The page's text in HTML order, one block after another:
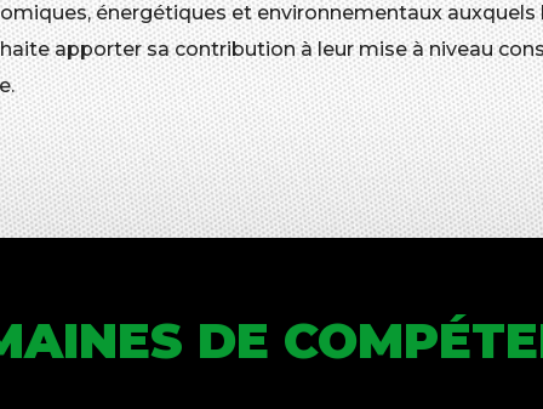
énergétiques et environnementaux
apporter sa contribution à leur mise à niveau
DE